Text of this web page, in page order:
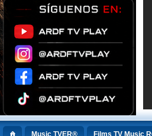
Music TVER® Films TV Music